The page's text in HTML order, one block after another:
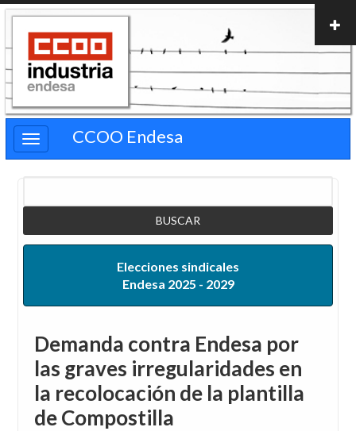
Pasar
contenido
principal
CCOO Endesa
Elecciones sindicales
Endesa 2025 - 2029
Demanda contra Endesa por
las graves irregularidades en
la recolocación de la plantilla
de Compostilla